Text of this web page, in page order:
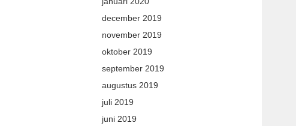
december 2019
november 2019
oktober 2019
september 2019
augustus 2019
juli 2019
juni 2019